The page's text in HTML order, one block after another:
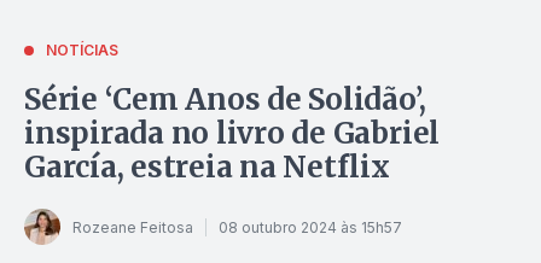
NOTÍCIAS
Série ‘Cem Anos de Solidão’,
inspirada no livro de Gabriel
García, estreia na Netflix
Rozeane Feitosa 08 outubro 2024 às 15h57